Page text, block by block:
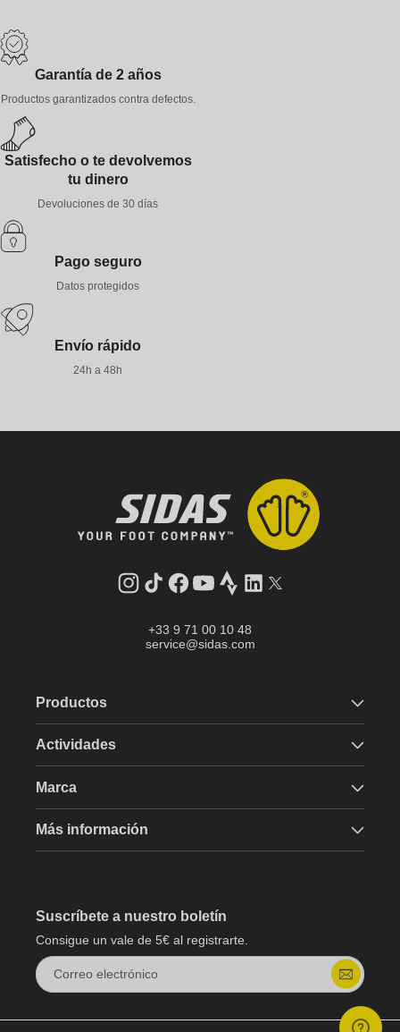
Garantía de 2 años
Productos garantizados contra defectos.
Satisfecho o te devolvemos
tu dinero
Devoluciones de 30 días
Pago seguro
Datos protegidos
Envío rápido
24h a 48h
Instagram
tiktokfacebookyoutubeStravaLinkedInGorjeo
+33 9 71 00 10 48
service@sidas.com
Productos
Actividades
Marca
Más información
Suscríbete a nuestro boletín
Consigue un vale de 5€ al registrarte.
Correo electrónico